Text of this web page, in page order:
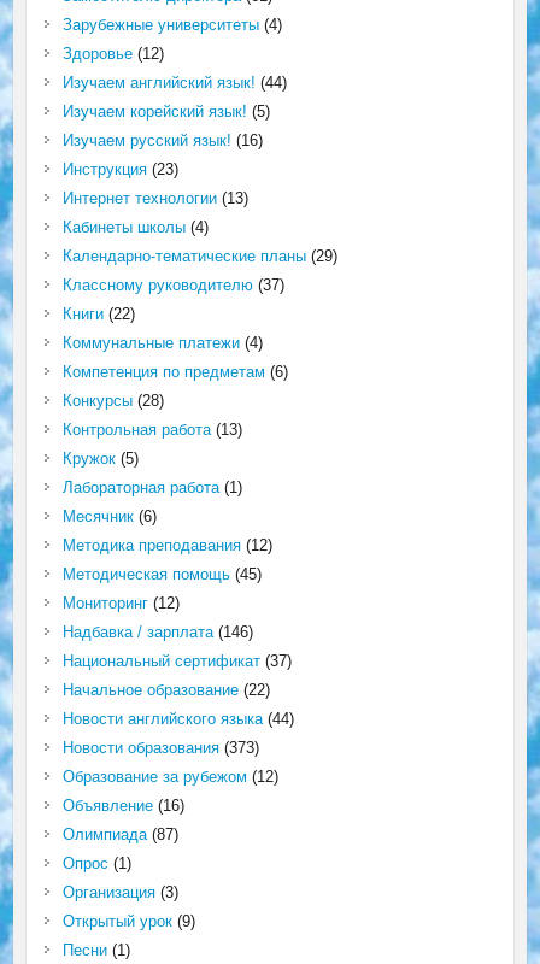
Зарубежные университеты(4)
Здоровье(12)
Изучаем английский язык! (44)
Изучаем корейский язык! (5)
Изучаем русский язык! (16)
Инструкция(23)
Интернет технологии(13)
Кабинеты школы(4)
Календарно-тематические планы(29)
Классному руководителю(37)
Книги(22)
Коммунальные платежи(4)
Компетенция по предметам (6)
Конкурсы(28)
Контрольная работа(13)
Кружок(5)
Лабораторная работа(1)
Месячник(6)
Методика преподавания(12)
Методическая помощь(45)
Мониторинг(12)
Надбавка / зарплата(146)
Национальный сертификат(37)
Начальное образование(22)
Новости английского языка(44)
Новости образования(373)
Образование за рубежом (12)
Объявление(16)
Олимпиада(87)
Опрос (1)
Организация(3)
Открытый урок(9)
Песни(1)